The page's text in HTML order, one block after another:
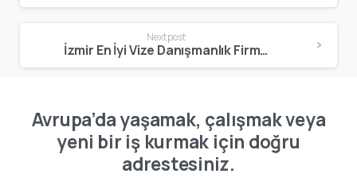
Next post
İzmir En İyi Vize Danışmanlık Firması | Uzman Vize & Oturum Hizmeti
Avrupa’da yaşamak, çalışmak veya
yeni bir iş kurmak için doğru
adrestesiniz.